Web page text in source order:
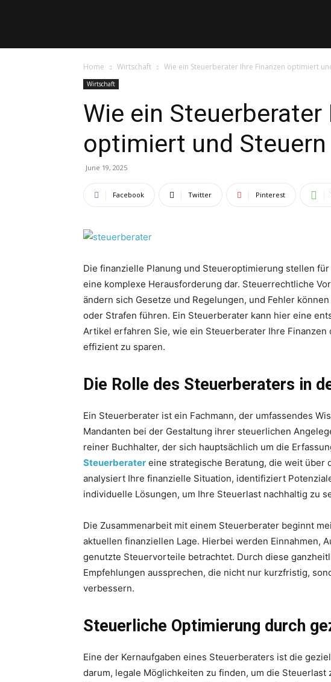
Home Wirtschaft Wie ein Steuerberater Ihre Finanzen optimiert
Wirtschaft
Wie ein Steuerberater
optimiert und
June 19, 2025
Facebook Twitter Pinterest
Die finanzielle Planung und Steueroptimierung stellen
eine komplexe Herausforderung dar. Steuerrechtliche
ändern sich Gesetze und Regelungen, und Fehler
oder Strafen führen. Ein Steuerberater kann hier eine
Artikel erfahren Sie, wie ein Steuerberater Ihre
effizient zu sparen.
Die Rolle des Steuerberaters in
Ein Steuerberater ist ein Fachmann, der umfassendes
Mandanten bei der Gestaltung ihrer steuerlichen
reiner Buchhalter, der sich hauptsächlich um die
Steuerberater eine strategische Beratung, die weit über
analysiert Ihre finanzielle Situation, identifiziert
individuelle Lösungen, um Ihre Steuerlast nachhaltig zu
Die Zusammenarbeit mit einem Steuerberater beginnt
aktuellen finanziellen Lage. Hierbei werden Einnahmen,
genutzte Steuervorteile betrachtet. Durch diese
Empfehlungen aussprechen, die nicht nur kurzfristig,
verbessern.
Steuerliche Optimierung durch
Eine der Kernaufgaben eines Steuerberaters ist die
darum, legale Möglichkeiten zu finden, um die Steuerlast